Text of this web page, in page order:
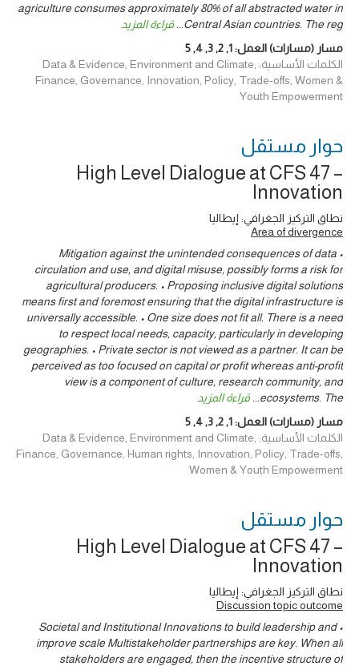
agriculture consumes approximately 80% of all abstracted water in
Central Asian countries. The reg
... قراءة المزيد
مسار (مسارات) العمل:1
,
2
,
3
,
4
,
5
الكلمات الأساسية: Data & Evidence, Environment and Climate,
Finance, Governance, Innovation, Policy, Trade-offs, Women &
Youth Empowerment
حوار ‎مستقل
High Level Dialogue at CFS 47 –
Innovation
نطاق التركيز الجغرافي: إيطاليا
Area of divergence
• Mitigation against the unintended consequences of data
circulation and use, and digital misuse, possibly forms a risk for
agricultural producers. • Proposing inclusive digital solutions
means first and foremost ensuring that the digital infrastructure is
universally accessible. • One size does not fit all. There is a need
to respect local needs, capacity, particularly in developing
geographies. • Private sector is not viewed as a partner. It can be
perceived as too focused on capital or profit whereas anti-profit
view is a component of culture, research community, and
ecosystems. The
... قراءة المزيد
مسار (مسارات) العمل:1
,
2
,
3
,
4
,
5
الكلمات الأساسية: Data & Evidence, Environment and Climate,
Finance, Governance, Human rights, Innovation, Policy, Trade-offs,
Women & Youth Empowerment
حوار ‎مستقل
High Level Dialogue at CFS 47 –
Innovation
نطاق التركيز الجغرافي: إيطاليا
Discussion topic outcome
• Societal and Institutional Innovations to build leadership and
improve scale Multistakeholder partnerships are key. When all
stakeholders are engaged, then the incentive structure of